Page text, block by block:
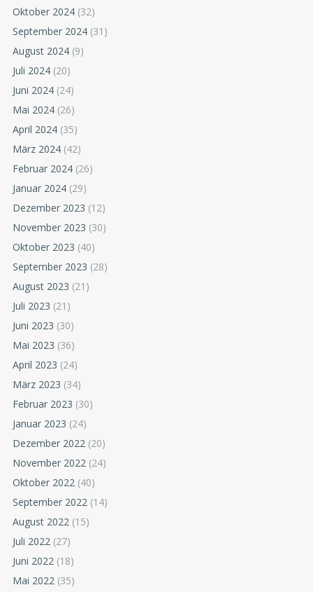
Oktober 2024 (32)
September 2024 (31)
August 2024 (9)
Juli 2024 (20)
Juni 2024 (24)
Mai 2024 (26)
April 2024 (35)
März 2024 (42)
Februar 2024 (26)
Januar 2024 (29)
Dezember 2023 (12)
November 2023 (30)
Oktober 2023 (40)
September 2023 (28)
August 2023 (21)
Juli 2023 (21)
Juni 2023 (30)
Mai 2023 (36)
April 2023 (24)
März 2023 (34)
Februar 2023 (30)
Januar 2023 (24)
Dezember 2022 (20)
November 2022 (24)
Oktober 2022 (40)
September 2022 (14)
August 2022 (15)
Juli 2022 (27)
Juni 2022 (18)
Mai 2022 (35)